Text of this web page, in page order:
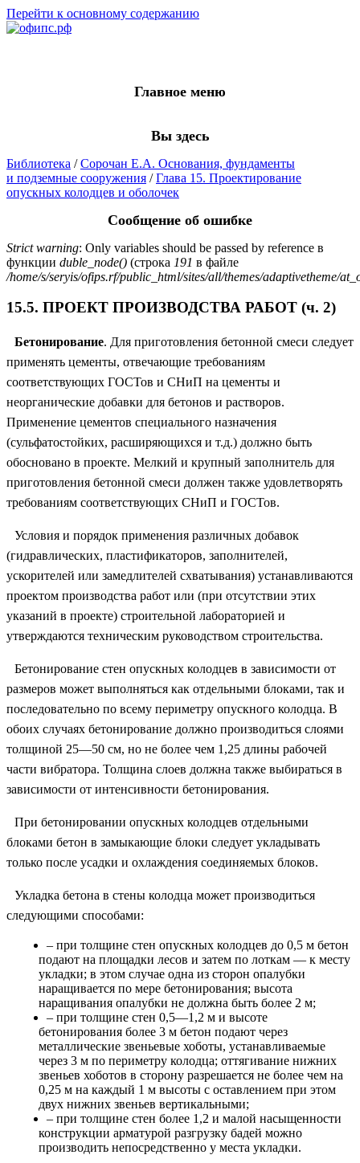
Перейти к основному содержанию
Главное меню
Вы здесь
Библиотека /Сорочан Е.А. Основания, фундаменты
и подземные сооружения /Глава 15. Проектирование
опускных колодцев и оболочек
Сообщение об ошибке
Strict warning: Only variables should be passed by reference в
функции duble_node() (строка 191 в файле
/home/s/seryis/ofips.rf/public_html/sites/all/themes/adaptivetheme/
15.5. ПРОЕКТ ПРОИЗВОДСТВА РАБОТ (ч. 2)
Бетонирование. Для приготовления бетонной смеси следует
применять цементы, отвечающие требованиям
соответствующих ГОСТов и СНиП на цементы и
неорганические добавки для бетонов и растворов.
Применение цементов специального назначения
(сульфатостойких, расширяющихся и т.д.) должно быть
обосновано в проекте. Мелкий и крупный заполнитель для
приготовления бетонной смеси должен также удовлетворять
требованиям соответствующих СНиП и ГОСТов.
Условия и порядок применения различных добавок
(гидравлических, пластификаторов, заполнителей,
ускорителей или замедлителей схватывания) устанавливаются
проектом производства работ или (при отсутствии этих
указаний в проекте) строительной лабораторией и
утверждаются техническим руководством строительства.
Бетонирование стен опускных колодцев в зависимости от
размеров может выполняться как отдельными блоками, так и
последовательно по всему периметру опускного колодца. В
обоих случаях бетонирование должно производиться слоями
толщиной 25—50 см, но не более чем 1,25 длины рабочей
части вибратора. Толщина слоев должна также выбираться в
зависимости от интенсивности бетонирования.
При бетонировании опускных колодцев отдельными
блоками бетон в замыкающие блоки следует укладывать
только после усадки и охлаждения соединяемых блоков.
Укладка бетона в стены колодца может производиться
следующими способами:
– при толщине стен опускных колодцев до 0,5 м бетон
подают на площадки лесов и затем по лоткам — к месту
укладки; в этом случае одна из сторон опалубки
наращивается по мере бетонирования; высота
наращивания опалубки не должна быть более 2 м;
– при толщине стен 0,5—1,2 м и высоте
бетонирования более 3 м бетон подают через
металлические звеньевые хоботы, устанавливаемые
через 3 м по периметру колодца; оттягивание нижних
звеньев хоботов в сторону разрешается не более чем на
0,25 м на каждый 1 м высоты с оставлением при этом
двух нижних звеньев вертикальными;
– при толщине стен более 1,2 и малой насыщенности
конструкции арматурой разгрузку бадей можно
производить непосредственно у места укладки.